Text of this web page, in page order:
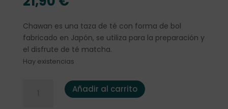
Chawan es una taza de té con forma de bol
fabricado en Japón, se utiliza para la preparación y
el disfrute de té matcha.
Hay existencias
Matcha Chawan "Hinode" verde menta cantidad
Añadir al carrito